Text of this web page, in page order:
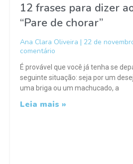
12 frases para dizer
“Pare de chorar”
Ana Clara Oliveira 22 de
comentário
É provável que você já tenha se
seguinte situação: seja por um
uma briga ou um machucado, a
Leia mais »